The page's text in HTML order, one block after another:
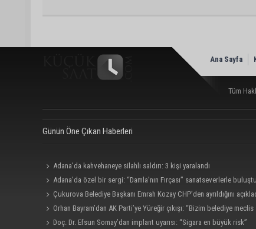
Ana Sayfa
Tüm
Günün Öne Çıkan Haberleri
Adana’da kahvehaneye silahlı saldırı: 3 kişi yaralandı
Adana’da özel bir sergi: “Damla’nın Fırçası” sanatseverlerle buluştu
Çukurova Belediye Başkanı Emrah Kozay CHP’den ayrıldığını
Orhan Bayram’dan AK Parti’ye Yüreğir çıkışı: “Bizim belediye meclis
üyelerimize ne yaptınız? Siz önce onu anlatın”
Doç. Dr. Efsun Somay’dan implant uyarısı: “Sigara en büyük risk”